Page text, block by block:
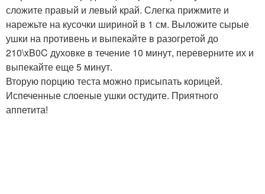
сложите правый и левый край. Слегка прижмите и
нарежьте на кусочки шириной в 1 см. Выложите сырые
ушки на противень и выпекайте в разогретой до
210\xB0C духовке в течение 10 минут, переверните их и
выпекайте еще 5 минут.
Вторую порцию теста можно присыпать корицей.
Испеченные слоеные ушки остудите. Приятного
аппетита!